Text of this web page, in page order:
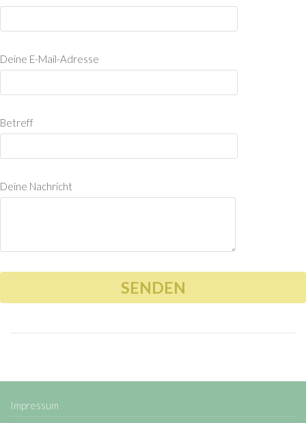
Deine E-Mail-Adresse
Betreff
Deine Nachricht
Impressum